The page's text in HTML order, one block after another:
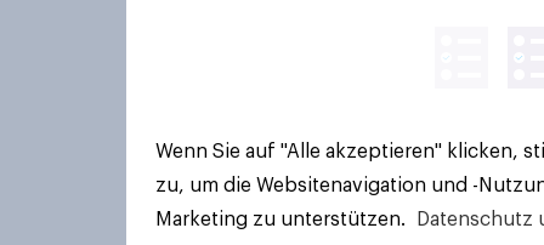
Wenn Sie auf "Alle akzeptieren" klicken,
zu, um die Websitenavigation und -
Marketing zu unterstützen.
Datenschutz